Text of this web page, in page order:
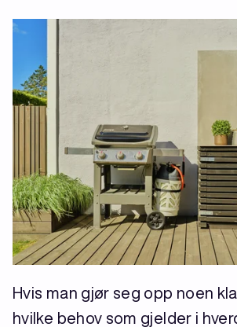
Hvis man gjør seg opp noen
hvilke behov som gjelder i